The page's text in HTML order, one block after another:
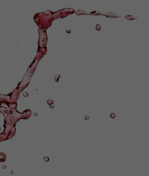
Flaschen gefüllt.